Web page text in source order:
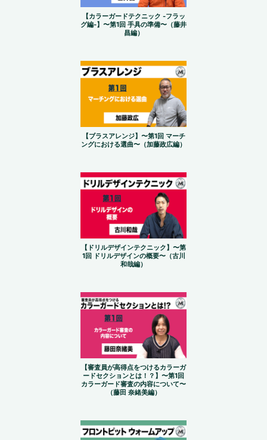
【カラーガードテクニック -フラッ
グ編-】〜第1回 手具の準備〜（藤井
昌編）
【ブラスアレンジ】〜第1回 マーチ
ングにおける選曲〜（加藤政広編）
【ドリルデザインテクニック】〜第
1回 ドリルデザインの概要〜（古川
和哉編）
【審査員が高得点をつけるカラーガ
ードセクションとは！？】〜第1回
カラーガード審査の内容について〜
（藤田 奈緒美編）